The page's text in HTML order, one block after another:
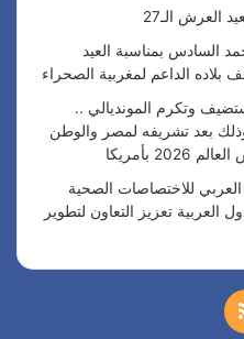
العرش الـ27
السادس بمناسبة العيد
بلاده الداعم لمغربية الصحراء
وتكرم المونديالي ..
بعد تشريفه لمصر والوطن
بأمريكا
للاختصاصات الصحية
العربية تعزيز التعاون لتطوير